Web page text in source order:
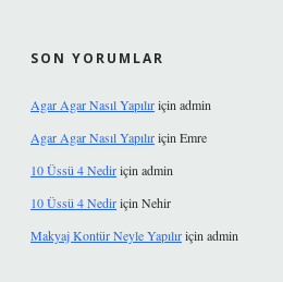
SON YORUMLAR
Agar Agar Nasıl Yapılıriçin admin
Agar Agar Nasıl Yapılıriçin Emre
10 Üssü 4 Nediriçin admin
10 Üssü 4 Nediriçin Nehir
Makyaj Kontür Neyle Yapılıriçin admin